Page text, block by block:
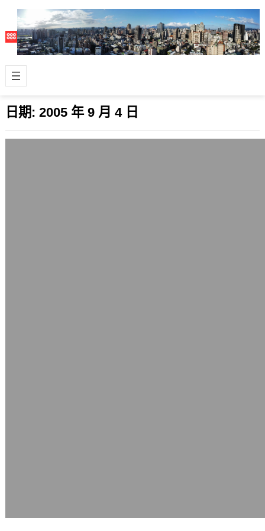
日期: 2005 年 9 月 4 日